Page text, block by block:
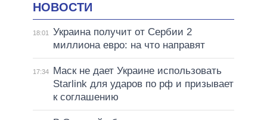
НОВОСТИ
18:01
Украина получит от Сербии 2
миллиона евро: на что направят
17:34
Маск не дает Украине использовать
Starlink для ударов по рф и призывает
к соглашению